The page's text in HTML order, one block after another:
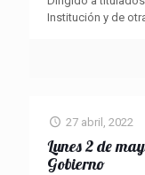
Institución y de
27 abril, 2022
Lunes 2 de
Gobierno